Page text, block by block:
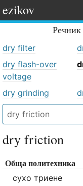
ezikov
Речник
dry filter
dry flash-over
voltage
dry grinding
dry friction
Обща политехника
сухо триене